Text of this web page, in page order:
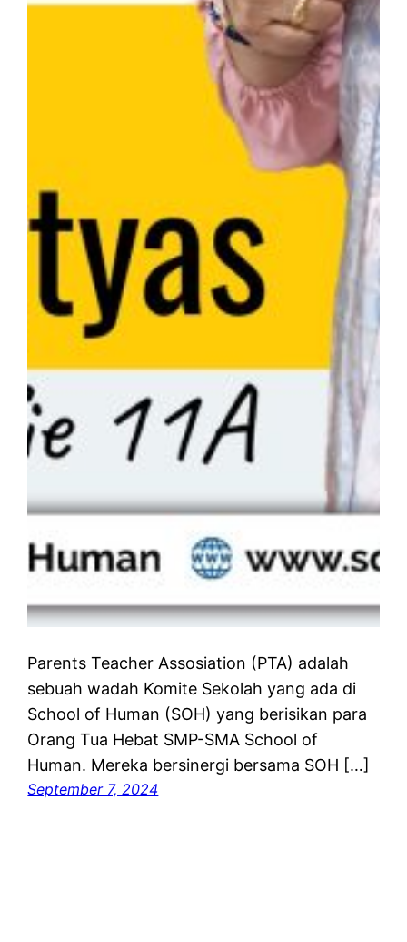
Parents Teacher Assosiation (PTA) adalah
sebuah wadah Komite Sekolah yang ada di
School of Human (SOH) yang berisikan para
Orang Tua Hebat SMP-SMA School of
Human. Mereka bersinergi bersama SOH […]
September 7, 2024